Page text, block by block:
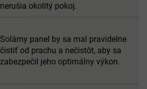
nerušia okolitý pokoj.
Solárny panel by sa mal pravidelne
čistiť od prachu a nečistôt, aby sa
zabezpečil jeho optimálny výkon.